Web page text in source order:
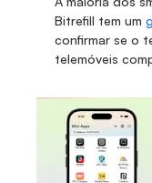
Bitrefill tem um
confirmar se o
telemóveis